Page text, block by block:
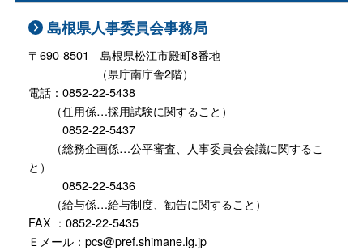
島根県人事委員会事務局
〒690-8501 島根県松江市殿町8番地
（県庁南庁舎2階）
電話：0852-22-5438
（任用係…採用試験に関すること）
0852-22-5437
（総務企画係…公平審査、人事委員会会議に関するこ
と）
0852-22-5436
（給与係…給与制度、勧告に関すること）
FAX ：0852-22-5435
Ｅメール：pcs@pref.shimane.lg.jp